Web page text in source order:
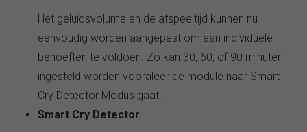
Het geluidsvolume en de afspeeltijd kunnen nu
eenvoudig worden aangepast om aan individuele
behoeften te voldoen. Zo kan 30, 60, of 90 minuten
ingesteld worden vooraleer de module naar Smart
Cry Detector Modus gaat.
Smart Cry Detector